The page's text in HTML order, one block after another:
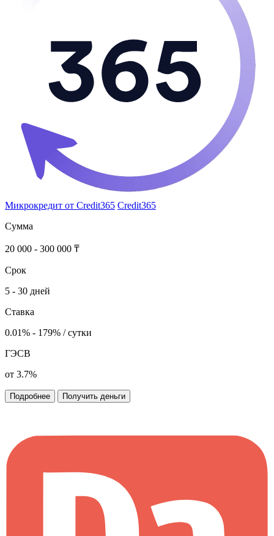
Микрокредит от Credit365 Credit365
Сумма
20 000 - 300 000 ₸
Срок
5 - 30 дней
Ставка
0.01% - 179% / сутки
ГЭСВ
от 3.7%
Подробнее Получить деньги